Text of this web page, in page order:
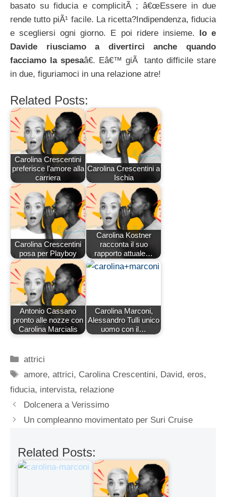
basato su fiducia e complicitÃ ; â€œEssere in due
rende tutto piÃ¹ facile. La ricetta?Indipendenza, fiducia
e scegliersi ogni giorno. E poi ridere insieme. Io e
Davide riusciamo a divertirci anche quando
facciamo la spesaâ€. Eâ€™ giÃ tanto difficile stare
in due, figuriamoci in una relazione atre!
Related Posts:
Carolina Crescentini
preferisce l'amore alla
carriera
Carolina Crescentini a
Ischia
Carolina Crescentini
posa per Playboy
Carolina Kostner
racconta il suo
rapporto attuale…
Antonio Cassano
pronto alle nozze con
Carolina Marcialis
Carolina Marconi,
Alessandro Tulli unico
uomo con il…
Categorie
attrici
Tag
amore,attrici, Carolina Crescentini, David,eros,
fiducia, intervista, relazione
Dolcenera a Verissimo
Un compleanno movimentato per Suri Cruise
Related Posts: